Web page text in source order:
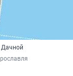
Дачной